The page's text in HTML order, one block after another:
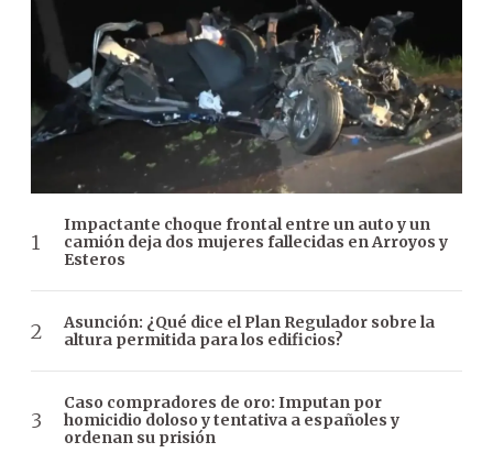
Impactante choque frontal entre un auto y un
camión deja dos mujeres fallecidas en Arroyos y
Esteros
Asunción: ¿Qué dice el Plan Regulador sobre la
altura permitida para los edificios?
Caso compradores de oro: Imputan por
homicidio doloso y tentativa a españoles y
ordenan su prisión